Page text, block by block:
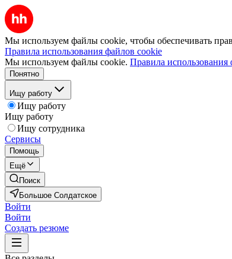
Мы используем файлы cookie, чтобы обеспечивать
Правила использования файлов cookie
Мы используем файлы cookie. Правила использования
Понятно
Ищу работу
Ищу работу
Ищу работу
Ищу сотрудника
Сервисы
Помощь
Ещё
Поиск
Большое Солдатское
Войти
Войти
Создать резюме